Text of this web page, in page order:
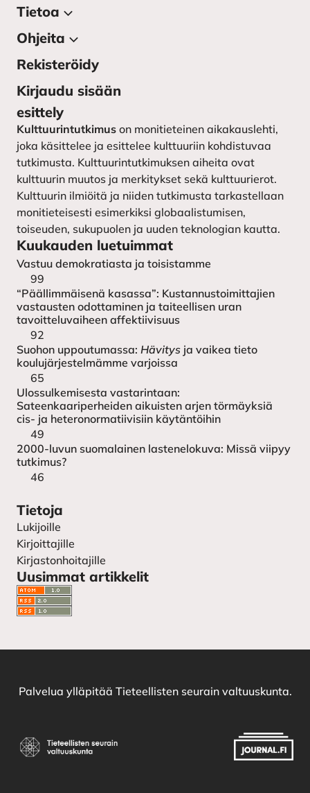
Tietoa
Tietoa julkaisusta
Lehden toimitus
Kulttuurintutkimuksen
seura
Ohjeita
Kirjoittajan ohjeet
Kirjoittajaohjeet ruotsiksi –
instruktioner till författarna
Lähetä käsikirjoitus
Rekisteröidy
Kirjaudu sisään
esittely
Kulttuurintutkimus on monitieteinen aikakauslehti,
joka käsittelee ja esittelee kulttuuriin kohdistuvaa
tutkimusta. Kulttuurintutkimuksen aiheita ovat
kulttuurin muutos ja merkitykset sekä kulttuurierot.
Kulttuurin ilmiöitä ja niiden tutkimusta tarkastellaan
monitieteisesti esimerkiksi globaalistumisen,
toiseuden, sukupuolen ja uuden teknologian kautta.
Kuukauden luetuimmat
Vastuu demokratiasta ja toisistamme
99
“Päällimmäisenä kasassa”: Kustannustoimittajien
vastausten odottaminen ja taiteellisen uran
tavoitteluvaiheen affektiivisuus
92
Suohon uppoutumassa: Hävitys ja vaikea tieto
koulujärjestelmämme varjoissa
65
Ulossulkemisesta vastarintaan:
Sateenkaariperheiden aikuisten arjen törmäyksiä
cis- ja heteronormatiivisiin käytäntöihin
49
2000-luvun suomalainen lastenelokuva: Missä viipyy
tutkimus?
46
Tietoja
Lukijoille
Kirjoittajille
Kirjastonhoitajille
Uusimmat artikkelit
Palvelua ylläpitää Tieteellisten seurain valtuuskunta.